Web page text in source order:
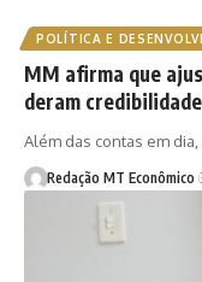
POLÍTICA E
MM afirma que
deram
Além das contas em
Redação MT Econômico